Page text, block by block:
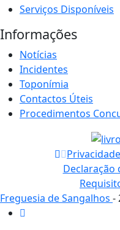
Serviços Disponíveis
Informações
Notícias
Incidentes
Toponímia
Contactos Úteis
Procedimentos
Declaração
Freguesia de Sangalhos -